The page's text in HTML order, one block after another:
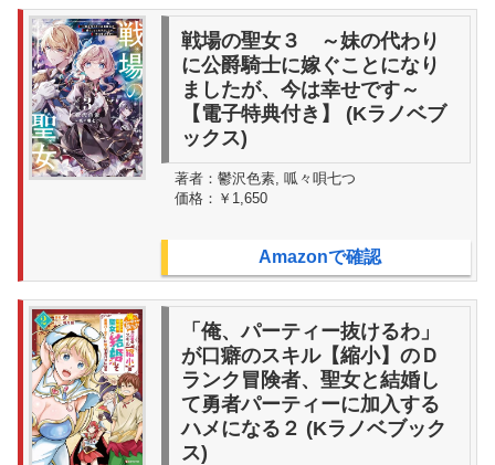
戦場の聖女３ ～妹の代わり
に公爵騎士に嫁ぐことになり
ましたが、今は幸せです～
【電子特典付き】 (Kラノベブ
ックス)
著者： 鬱沢色素, 呱々唄七つ
価格： ￥1,650
Amazonで確認
「俺、パーティー抜けるわ」
が口癖のスキル【縮小】のＤ
ランク冒険者、聖女と結婚し
て勇者パーティーに加入する
ハメになる２ (Kラノベブック
ス)